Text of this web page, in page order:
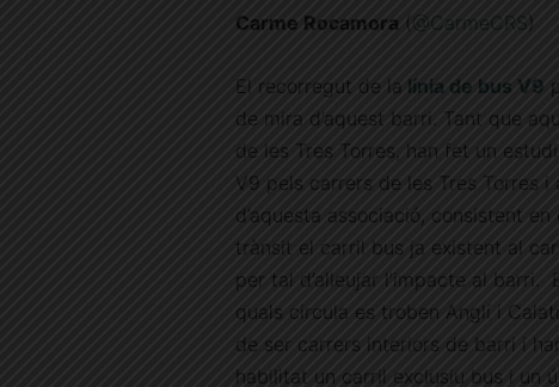
Carme Rocamora ( @CarmeCRS)
El recorregut de la línia de bus V9
de mira d’aquest barri. Tant que
de les Tres Torres, han fet un
V9 pels carrers de les Tres Torres
d’aquesta associació, consistent
trànsit el carril bus ja existent al
per tal d’alleujar l’impacte al
quals circula es troben Anglí i
de ser carrers interiors de barri i
habilitat un carril exclusiu bus i un